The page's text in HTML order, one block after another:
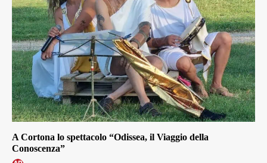
A Cortona lo spettacolo “Odissea, il Viaggio della
Conoscenza”